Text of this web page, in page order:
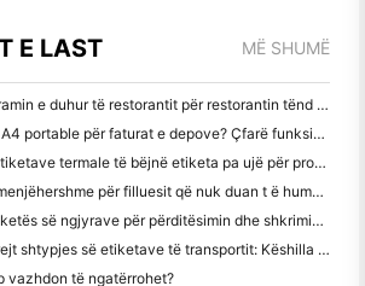
E LAST MË SHUMË
Si të zgjedhësh programin e duhur të restorantit për restorantin tënd të vogël apo të mesëm
A ju duhet një printer A4 portable për faturat e depove? Çfarë funksionon?
A mund printuesit e etiketave termale të bëjnë etiketa pa ujë për prodhimet e biznesit të vogël?
Kamera më e mirë e menjëhershme për filluesit që nuk duan t ë humbin letër
Krijuesi më i mirë i etiketës së ngjyrave për përditësimin dhe shkrimin: Shto më shumë ngjyrë në çdo faqe
Shkrimi i dorës kundrejt shtypjes së etiketave të transportit: Këshilla për bizneset e vogla në vitin 2026
vazhdon të ngatërrohet?